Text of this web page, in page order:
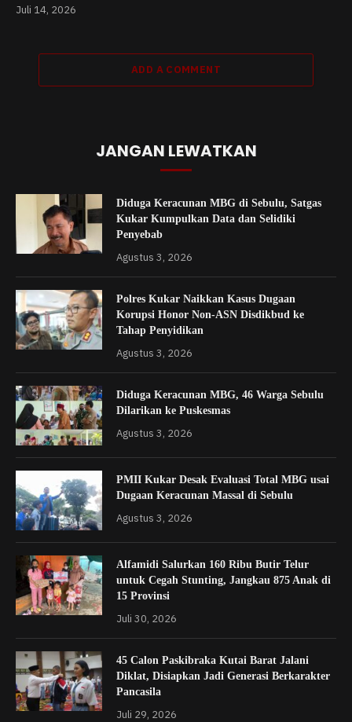
Juli 14, 2026
ADD A COMMENT
JANGAN LEWATKAN
Diduga Keracunan MBG di Sebulu, Satgas
Kukar Kumpulkan Data dan Selidiki
Penyebab
Agustus 3, 2026
Polres Kukar Naikkan Kasus Dugaan
Korupsi Honor Non-ASN Disdikbud ke
Tahap Penyidikan
Agustus 3, 2026
Diduga Keracunan MBG, 46 Warga Sebulu
Dilarikan ke Puskesmas
Agustus 3, 2026
PMII Kukar Desak Evaluasi Total MBG usai
Dugaan Keracunan Massal di Sebulu
Agustus 3, 2026
Alfamidi Salurkan 160 Ribu Butir Telur
untuk Cegah Stunting, Jangkau 875 Anak di
15 Provinsi
Juli 30, 2026
45 Calon Paskibraka Kutai Barat Jalani
Diklat, Disiapkan Jadi Generasi Berkarakter
Pancasila
Juli 29, 2026